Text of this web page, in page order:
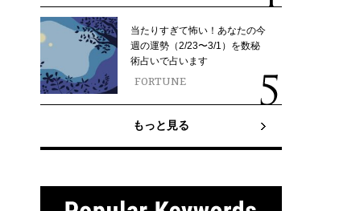
当たりすぎて怖い！あなたの今
週の運勢（2/23〜3/1）を数秘
術占いで占います
FORTUNE
もっと見る